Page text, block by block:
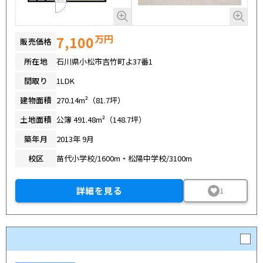
販売価格 7,100万円
所在地
石川県小松市吉竹町よ37番1
間取り
1LDK
建物面積 270.14m²（81.7坪）
土地面積 公簿 491.48m²（148.7坪）
築年月
2013年 9月
校区
苗代小学校/1600m・松陽中学校/3100m
詳細を見る 1